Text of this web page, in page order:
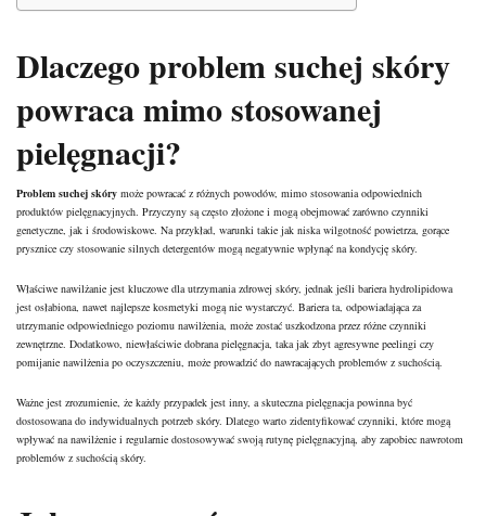
Dlaczego problem suchej skóry
powraca mimo stosowanej
pielęgnacji?
Problem suchej skóry może powracać z różnych powodów, mimo stosowania odpowiednich
produktów pielęgnacyjnych. Przyczyny są często złożone i mogą obejmować zarówno czynniki
genetyczne, jak i środowiskowe. Na przykład, warunki takie jak niska wilgotność powietrza, gorące
prysznice czy stosowanie silnych detergentów mogą negatywnie wpłynąć na kondycję skóry.
Właściwe nawilżanie jest kluczowe dla utrzymania zdrowej skóry, jednak jeśli bariera hydrolipidowa
jest osłabiona, nawet najlepsze kosmetyki mogą nie wystarczyć. Bariera ta, odpowiadająca za
utrzymanie odpowiedniego poziomu nawilżenia, może zostać uszkodzona przez różne czynniki
zewnętrzne. Dodatkowo, niewłaściwie dobrana pielęgnacja, taka jak zbyt agresywne peelingi czy
pomijanie nawilżenia po oczyszczeniu, może prowadzić do nawracających problemów z suchością.
Ważne jest zrozumienie, że każdy przypadek jest inny, a skuteczna pielęgnacja powinna być
dostosowana do indywidualnych potrzeb skóry. Dlatego warto zidentyfikować czynniki, które mogą
wpływać na nawilżenie i regularnie dostosowywać swoją rutynę pielęgnacyjną, aby zapobiec nawrotom
problemów z suchością skóry.